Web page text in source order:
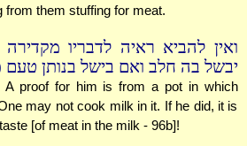
from them stuffing for meat.
ואין להביא ראיה לדבריו
יבשל בה חלב ואם בישל בנותן
A proof for him is from a pot in which
may not cook milk in it. If he did, it is
[of meat in the milk - 96b]!